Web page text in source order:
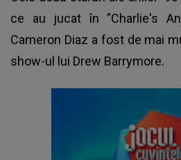
ce au jucat în ”Charlie's
Cameron Diaz a fost de mai
show-ul lui Drew Barrymore.